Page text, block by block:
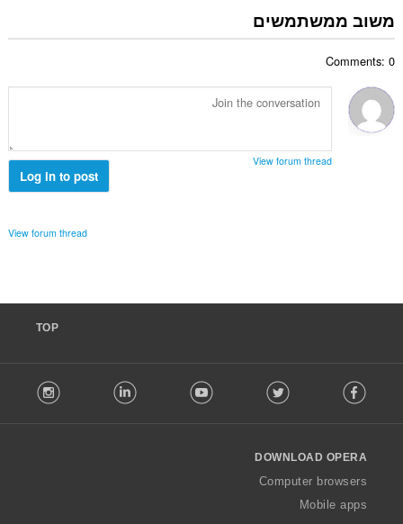
ו
ג
:
ר
ר
ו
ם
משוב ממשתמשים
Comments: 0
View forum thread
Log in to post
View forum thread
TOP
o
w
O
Facebook
Twitter
Youtube
LinkedIn
DOWNLOAD OPERA
Computer browsers
Mobile apps